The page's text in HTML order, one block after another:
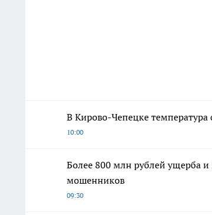
В Кирово-Чепецке температура
10:00
Более 800 млн рублей ущерба
мошенников
09:30